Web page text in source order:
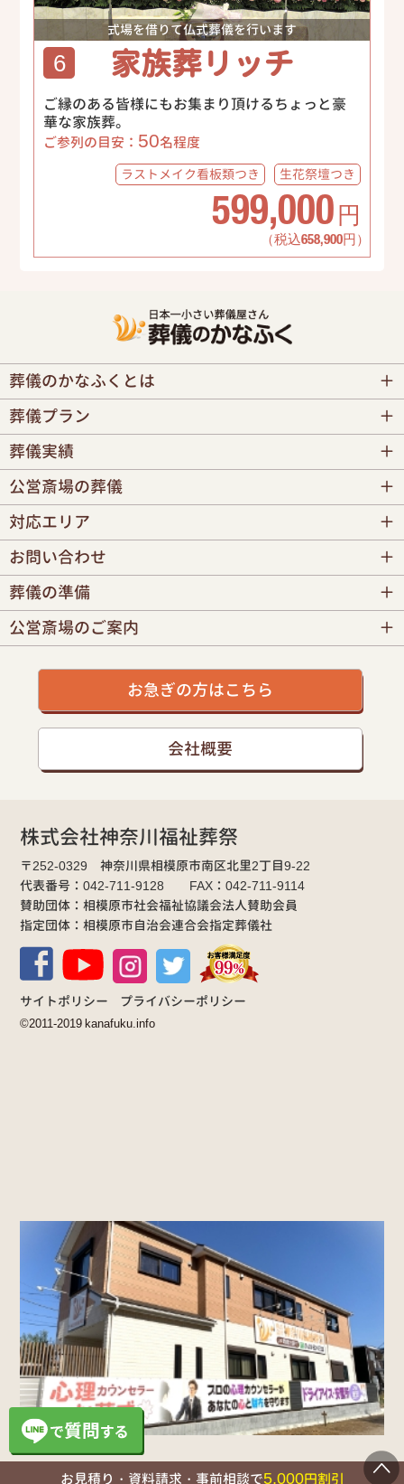
式場を借りて仏式葬儀を行います
6 家族葬リッチ
ご縁のある皆様にもお集まり頂けるちょっと豪
華な家族葬。
ご参列の目安： 50名程度
ラストメイク看板類つき 生花祭壇つき
599,000 円
（税込658,900円）
葬儀のかなふくとは
葬儀プラン
葬儀実績
公営斎場の葬儀
対応エリア
お問い合わせ
葬儀の準備
公営斎場のご案内
お急ぎの方はこちら
会社概要
株式会社神奈川福祉葬祭
〒252-0329 神奈川県相模原市南区北里2丁目9-22
代表番号：042-711-9128 FAX：042-711-9114
賛助団体：相模原市社会福祉協議会法人賛助会員
指定団体：相模原市自治会連合会指定葬儀社
サイトポリシー プライバシーポリシー
©2011-2019 kanafuku.info
お見積り・資料請求・事前相談で5,000円割引